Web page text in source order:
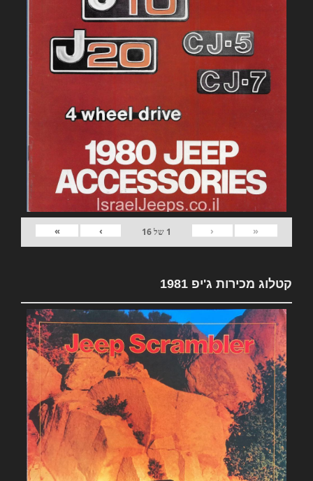
«
‹
1 של16
›
»
קטלוג מכירות ג'יפ 1981